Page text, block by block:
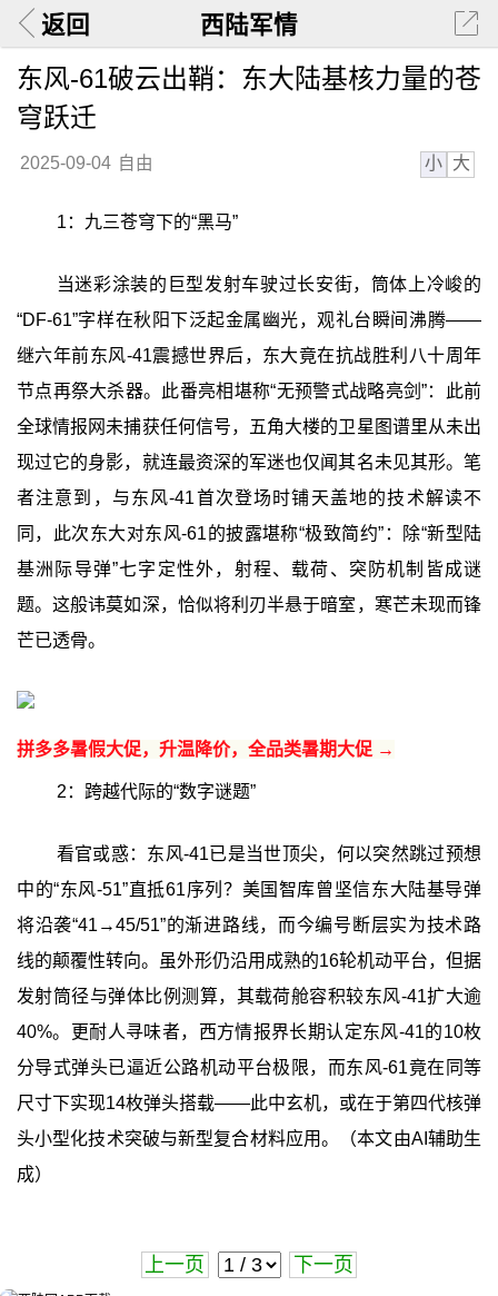
返回 西陆军情
东风-61破云出鞘：东大陆基核力量的苍
穹跃迁
2025-09-04 自由 小 大
1：九三苍穹下的“黑马”
当迷彩涂装的巨型发射车驶过长安街，筒体上冷峻的
“DF-61”字样在秋阳下泛起金属幽光，观礼台瞬间沸腾——
继六年前东风-41震撼世界后，东大竟在抗战胜利八十周年
节点再祭大杀器。此番亮相堪称“无预警式战略亮剑”：此前
全球情报网未捕获任何信号，五角大楼的卫星图谱里从未出
现过它的身影，就连最资深的军迷也仅闻其名未见其形。笔
者注意到，与东风-41首次登场时铺天盖地的技术解读不
同，此次东大对东风-61的披露堪称“极致简约”：除“新型陆
基洲际导弹”七字定性外，射程、载荷、突防机制皆成谜
题。这般讳莫如深，恰似将利刃半悬于暗室，寒芒未现而锋
芒已透骨。
拼多多暑假大促，升温降价，全品类暑期大促 →
2：跨越代际的“数字谜题”
看官或惑：东风-41已是当世顶尖，何以突然跳过预想
中的“东风-51”直抵61序列？美国智库曾坚信东大陆基导弹
将沿袭“41→45/51”的渐进路线，而今编号断层实为技术路
线的颠覆性转向。虽外形仍沿用成熟的16轮机动平台，但据
发射筒径与弹体比例测算，其载荷舱容积较东风-41扩大逾
40%。更耐人寻味者，西方情报界长期认定东风-41的10枚
分导式弹头已逼近公路机动平台极限，而东风-61竟在同等
尺寸下实现14枚弹头搭载——此中玄机，或在于第四代核弹
头小型化技术突破与新型复合材料应用。（本文由AI辅助生
成）
上一页 下一页